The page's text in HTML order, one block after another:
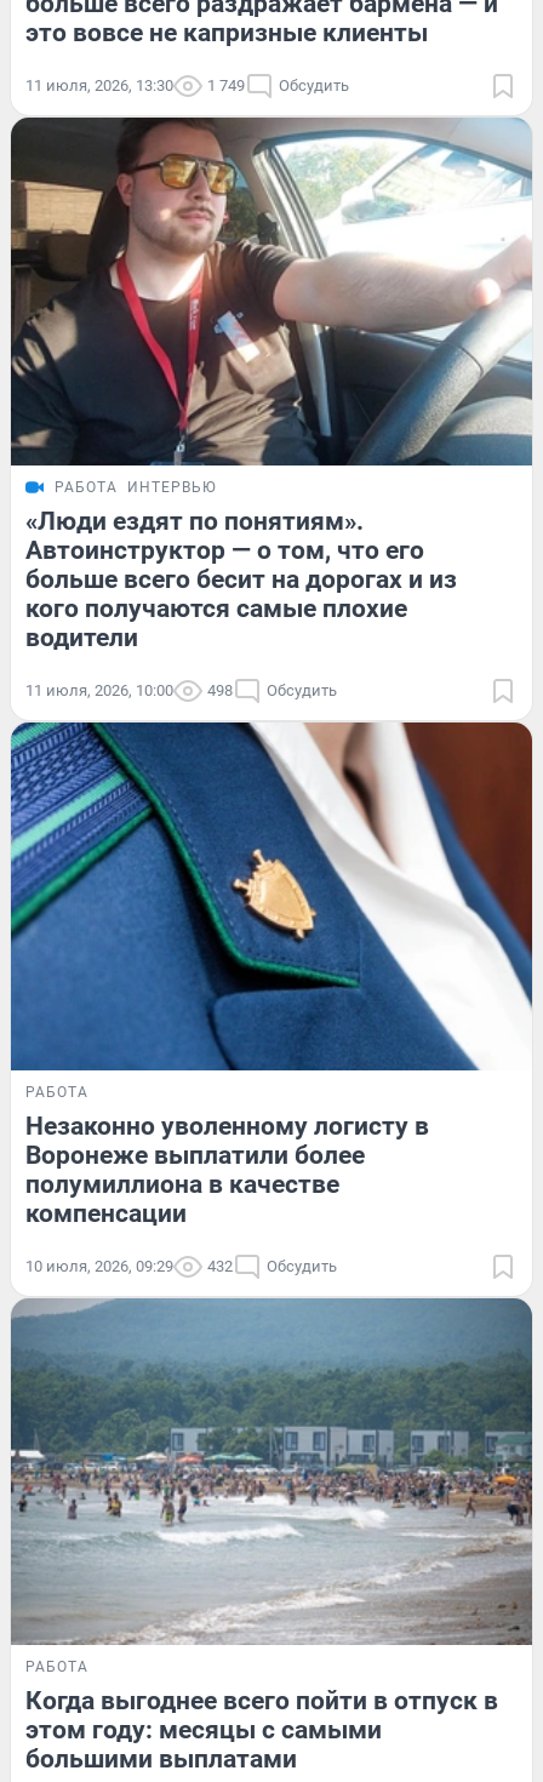
это вовсе не капризные клиенты
11 июля, 2026, 13:30 1 749 Обсудить
РАБОТА ИНТЕРВЬЮ
«Люди ездят по понятиям».
Автоинструктор — о том, что его
больше всего бесит на дорогах и из
кого получаются самые плохие
водители
11 июля, 2026, 10:00 498 Обсудить
РАБОТА
Незаконно уволенному логисту в
Воронеже выплатили более
полумиллиона в качестве
компенсации
10 июля, 2026, 09:29 432 Обсудить
РАБОТА
Когда выгоднее всего пойти в отпуск в
этом году: месяцы с самыми
большими выплатами